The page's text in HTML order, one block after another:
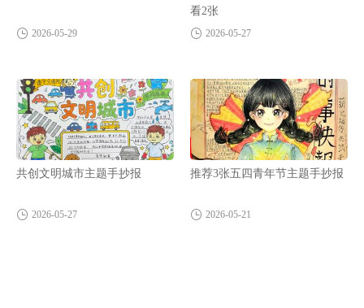
2026-05-29
看2张
2026-05-27
共创文明城市主题手抄报
2026-05-27
推荐3张五四青年节主题手抄报
2026-05-21